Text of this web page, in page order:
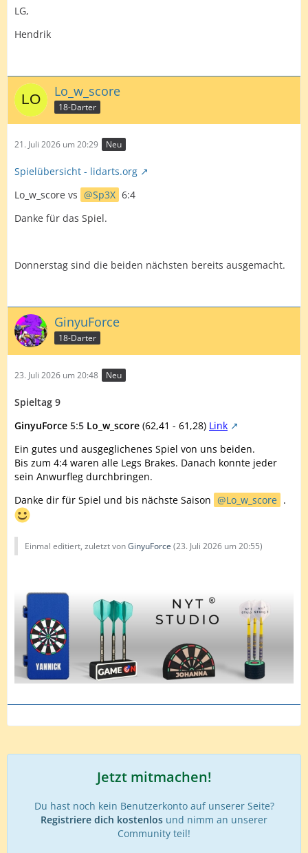
LG,
Hendrik
Lo_w_score
18-Darter
21. Juli 2026 um 20:29 Neu
Spielübersicht - lidarts.org
Lo_w_score vs
Sp3X 6:4
Danke für das Spiel.
Donnerstag sind die beiden nächsten bereits ausgemacht.
GinyuForce
18-Darter
23. Juli 2026 um 20:48 Neu
Spieltag 9
GinyuForce 5:5 Lo_w_score (62,41 - 61,28) Link
Ein gutes und ausgeglichenes Spiel von uns beiden.
Bis zum 4:4 waren alle Legs Brakes. Danach konnte jeder
sein Anwurfleg durchbringen.
Danke dir für Spiel und bis nächste Saison
Lo_w_score .
Einmal editiert, zuletzt vonGinyuForce (23. Juli 2026 um 20:55)
Jetzt mitmachen!
Du hast noch kein Benutzerkonto auf unserer Seite?
Registriere dich kostenlos und nimm an unserer
Community teil!